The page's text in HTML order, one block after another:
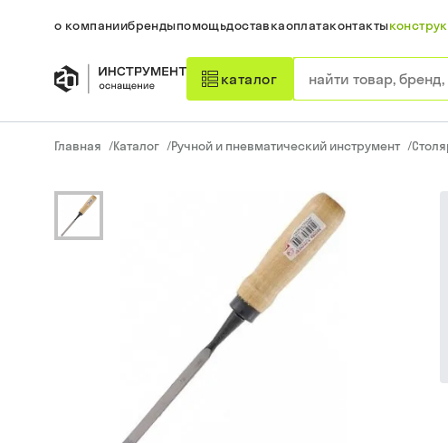
о компаниибрендыпомощьдоставкаоплатаконтакты
каталог
Главная /Каталог /Ручной и пневматический инструмент /